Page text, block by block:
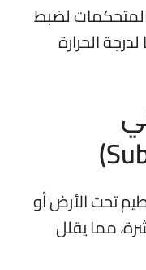
لضبط
الحرارة
تحت الأرض أو
مما يقلل